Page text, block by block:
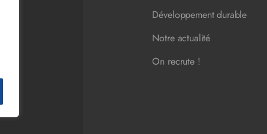
Développement durable
Notre actualité
On recrute !